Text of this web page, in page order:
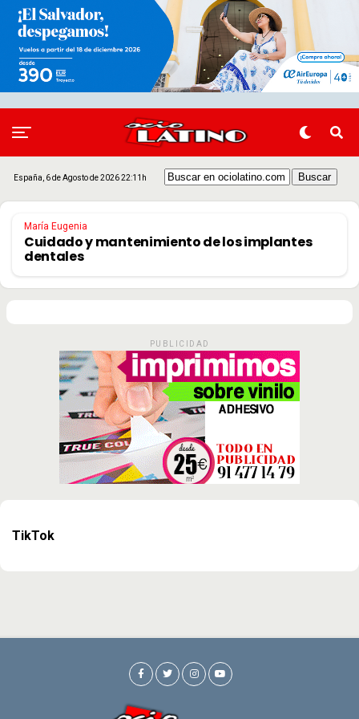
España, 6 de Agosto de 2026 22:11h
La fluorización en los niños
María Eugenia
Cuidado y mantenimiento de los implantes
dentales
PUBLICIDAD
TikTok